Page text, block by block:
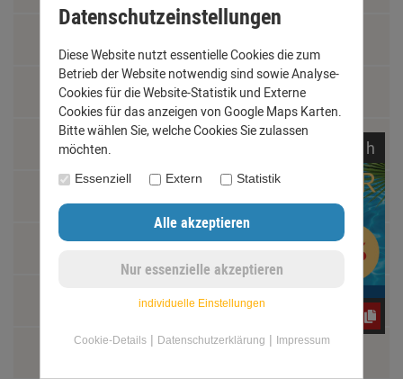
Widerrufsrecht
Schäden und Reklamationen
Fachbegriffe
h
Datenschutzeinstellungen
Diese Website nutzt essentielle Cookies die zum
Betrieb der Website notwendig sind sowie Analyse-
Cookies für die Website-Statistik und Externe
Cookies für das anzeigen von Google Maps Karten.
Bitte wählen Sie, welche Cookies Sie zulassen
möchten.
Essenziell Extern Statistik
individuelle Einstellungen
Cookie-Details| Datenschutzerklärung | Impressum